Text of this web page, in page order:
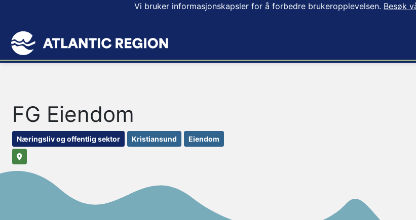
Vi bruker informasjonskapsler for å forbedre brukeropplevelsen. Besøk
FG Eiendom
Næringsliv og offentlig sektor Kristiansund Eiendom